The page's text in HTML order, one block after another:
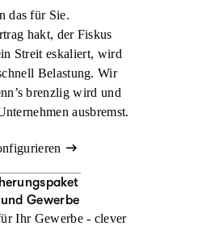
das für Sie.
hakt, der Fiskus
Streit eskaliert, wird
Belastung. Wir
brenzlig wird und
ausbremst.
Gewerbe
Ihr Gewerbe - clever